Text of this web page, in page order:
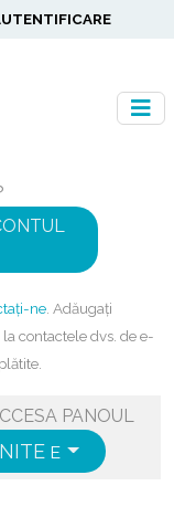
ne. Adăugați
contactele dvs. de e-
PANOUL
ENGLISH